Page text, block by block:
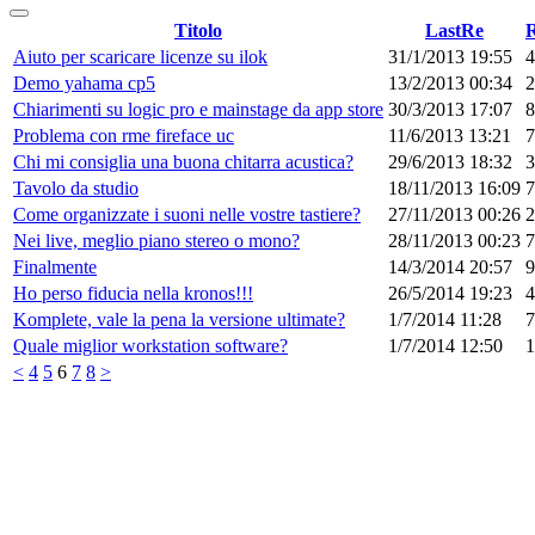
Titolo LastRe
< 4 5 6 7 8 >
Aiuto per scaricare licenze su ilok 31/1/2013 19:55
4
Demo yahama cp5
13/2/2013 00:34
Chiarimenti su logic pro e mainstage da app store 30/3/2013 17:07
8
Problema con rme fireface uc
11/6/2013 13:21
7
Chi mi consiglia una buona chitarra acustica?
29/6/2013 18:32
3
Tavolo da studio
18/11/2013 16:09 7
Come organizzate i suoni nelle vostre tastiere?
27/11/2013 00:26
Nei live, meglio piano stereo o mono?
28/11/2013 00:23 7
Finalmente
14/3/2014 20:57
Ho perso fiducia nella kronos!!!
26/5/2014 19:23
Komplete, vale la pena la versione ultimate?
1/7/2014 11:28
7
Quale miglior workstation software?
1/7/2014 12:50